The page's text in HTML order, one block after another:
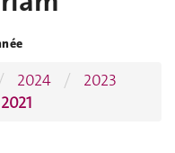
2024
2023
2021